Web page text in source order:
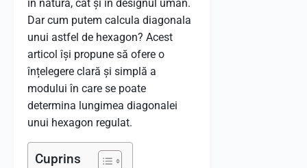
în natură, cât și în designul uman.
Dar cum putem calcula diagonala
unui astfel de hexagon? Acest
articol își propune să ofere o
înțelegere clară și simplă a
modului în care se poate
determina lungimea diagonalei
unui hexagon regulat.
Cuprins